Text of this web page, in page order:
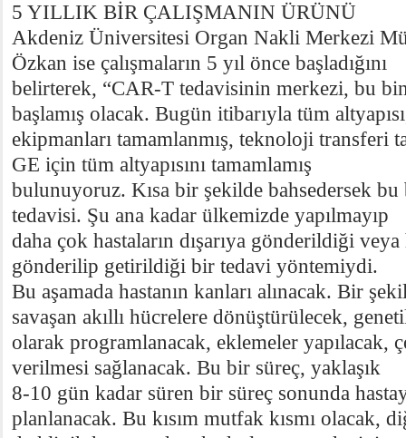
5 YILLIK BİR ÇALIŞMANIN ÜRÜNÜ
Akdeniz Üniversitesi Organ Nakli Merkezi
Özkan ise çalışmaların 5 yıl önce başladığını
belirterek, “CAR-T tedavisinin merkezi, bu
başlamış olacak. Bugün itibarıyla tüm
ekipmanları tamamlanmış, teknoloji transferi
GE için tüm altyapısını tamamlamış
bulunuyoruz. Kısa bir şekilde bahsedersek
tedavisi. Şu ana kadar ülkemizde yapılmayıp
daha çok hastaların dışarıya gönderildiği veya
gönderilip getirildiği bir tedavi yöntemiydi.
Bu aşamada hastanın kanları alınacak. Bir
savaşan akıllı hücrelere dönüştürülecek,
olarak programlanacak, eklemeler yapılacak,
verilmesi sağlanacak. Bu bir süreç, yaklaşık
8-10 gün kadar süren bir süreç sonunda
planlanacak. Bu kısım mutfak kısmı olacak,